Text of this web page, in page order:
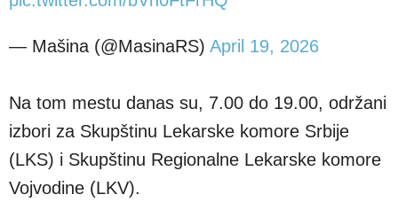
— Mašina (@MasinaRS) April 19, 2026
Na tom mestu danas su, 7.00 do 19.00, održani
izbori za Skupštinu Lekarske komore Srbije
(LKS) i Skupštinu Regionalne Lekarske komore
Vojvodine (LKV).